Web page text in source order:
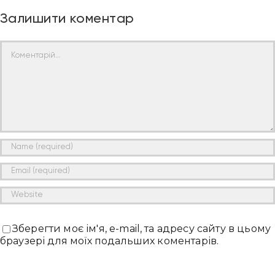
Залишити коментар
Comment
Зберегти моє ім'я, e-mail, та адресу сайту в цьому
браузері для моїх подальших коментарів.